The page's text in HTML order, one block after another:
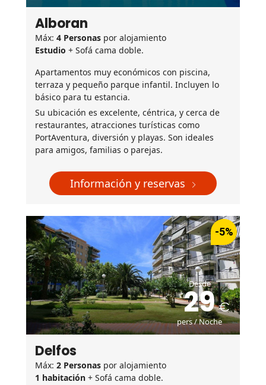
Alboran
Máx: 4 Personas por alojamiento
Estudio + Sofá cama doble.
Apartamentos muy económicos con piscina,
terraza y pequeño parque infantil. Incluyen lo
básico para tu estancia.
Su ubicación es excelente, céntrica, y cerca de
restaurantes, atracciones turísticas como
PortAventura, diversión y playas. Son ideales
para amigos, familias o parejas.
Información y reservas
-5%
Desde
29
pers / Noche
Delfos
Máx: 2 Personas por alojamiento
1 habitación + Sofá cama doble.